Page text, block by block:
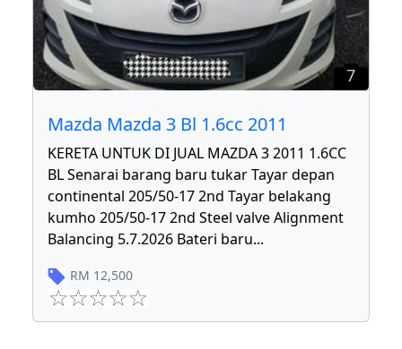
7
Mazda Mazda 3 Bl 1.6cc 2011
KERETA UNTUK DI JUAL MAZDA 3 2011 1.6CC
BL Senarai barang baru tukar Tayar depan
continental 205/50-17 2nd Tayar belakang
kumho 205/50-17 2nd Steel valve Alignment
Balancing 5.7.2026 Bateri baru...
RM 12,500